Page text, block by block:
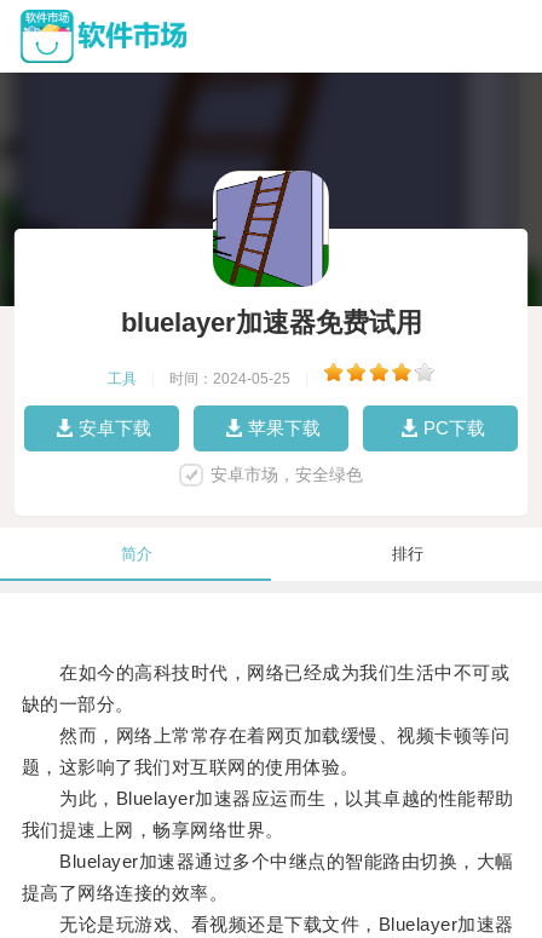
bluelayer加速器免费试用
工具 时间：2024-05-25
安卓下载 苹果下载 PC下载
安卓市场，安全绿色
简介 排行
在如今的高科技时代，网络已经成为我们生活中不可或
缺的一部分。
然而，网络上常常存在着网页加载缓慢、视频卡顿等问
题，这影响了我们对互联网的使用体验。
为此，Bluelayer加速器应运而生，以其卓越的性能帮助
我们提速上网，畅享网络世界。
Bluelayer加速器通过多个中继点的智能路由切换，大幅
提高了网络连接的效率。
无论是玩游戏、看视频还是下载文件，Bluelayer加速器